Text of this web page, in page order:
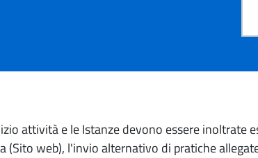
attività e le Istanze devono essere inoltrate
(Sito web), l'invio alternativo di pratiche